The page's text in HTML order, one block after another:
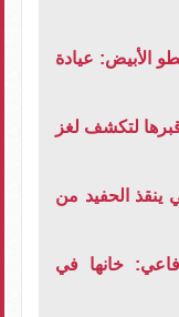
الأبيض: عيادة
لتكشف لغز
ينقذ الحفيد من
خانها في